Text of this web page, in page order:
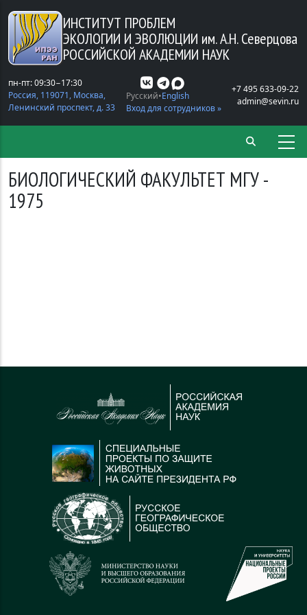
Перейти к основному содержанию
ИНСТИТУТ ПРОБЛЕМ
ЭКОЛОГИИ И ЭВОЛЮЦИИ им. А.Н. Северцова
РОССИЙСКОЙ АКАДЕМИИ НАУК
пн-пт: 09:30−17:30
Россия, 119071, Москва,
Ленинский проспект, д. 33
Русский English
Вход для сотрудников »
+7 495 633-09-22
admin@sevin.ru
БИОЛОГИЧЕСКИЙ ФАКУЛЬТЕТ МГУ -
1975